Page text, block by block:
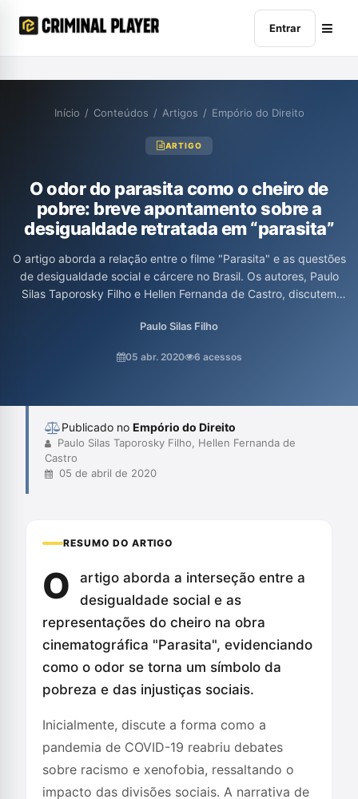
Entrar
Início / Conteúdos / Artigos / Empório do Direito
ARTIGO
O odor do parasita como o cheiro de
pobre: breve apontamento sobre a
desigualdade retratada em “parasita”
O artigo aborda a relação entre o filme "Parasita" e as questões
de desigualdade social e cárcere no Brasil. Os autores, Paulo
Silas Taporosky Filho e Hellen Fernanda de Castro, discutem
manifesta tanto na narrativa do filme quanto nas realidades do
marginalização das classes desfavorecidas. A obra apresenta
Paulo Silas Filho
05 abr. 2020 6 acessos
Publicado no Empório do Direito
Paulo Silas Taporosky Filho, Hellen Fernanda de
Castro
05 de abril de 2020
RESUMO DO ARTIGO
O
artigo aborda a interseção entre a
desigualdade social e as
representações do cheiro na obra
cinematográfica "Parasita", evidenciando
como o odor se torna um símbolo da
pobreza e das injustiças sociais.
Inicialmente, discute a forma como a
pandemia de COVID-19 reabriu debates
sobre racismo e xenofobia, ressaltando o
impacto das divisões sociais. A narrativa de